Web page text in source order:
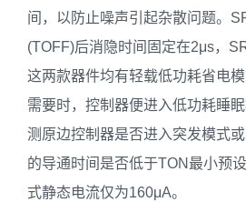
间，以防止噪声引起杂散问题。
(TOFF)后消隐时间固定在2μs，
这两款器件均有轻载低功耗省电
需要时，控制器便进入低功耗睡
测原边控制器是否进入突发模式
的导通时间是否低于TON最小预
式静态电流仅为160μA。